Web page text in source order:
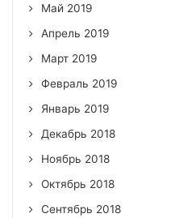
Май 2019
Апрель 2019
Март 2019
Февраль 2019
Январь 2019
Декабрь 2018
Ноябрь 2018
Октябрь 2018
Сентябрь 2018